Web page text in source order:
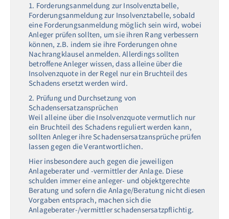
1. Forderungsanmeldung zur Insolvenztabelle,
Forderungsanmeldung zur Insolvenztabelle, sobald
eine Forderungsanmeldung möglich sein wird, wobei
Anleger prüfen sollten, um sie ihren Rang verbessern
können, z.B. indem sie ihre Forderungen ohne
Nachrangklausel anmelden. Allerdings sollten
betroffene Anleger wissen, dass alleine über die
Insolvenzquote in der Regel nur ein Bruchteil des
Schadens ersetzt werden wird.
2. Prüfung und Durchsetzung von
Schadensersatzansprüchen
Weil alleine über die Insolvenzquote vermutlich nur
ein Bruchteil des Schadens reguliert werden kann,
sollten Anleger ihre Schadensersatzansprüche prüfen
lassen gegen die Verantwortlichen.
Hier insbesondere auch gegen die jeweiligen
Anlageberater und -vermittler der Anlage. Diese
schulden immer eine anleger- und objektgerechte
Beratung und sofern die Anlage/Beratung nicht diesen
Vorgaben entsprach, machen sich die
Anlageberater-/vermittler schadensersatzpflichtig.